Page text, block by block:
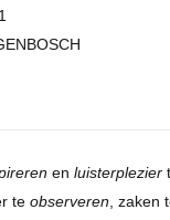
en luisterplezier
te observeren , zaken